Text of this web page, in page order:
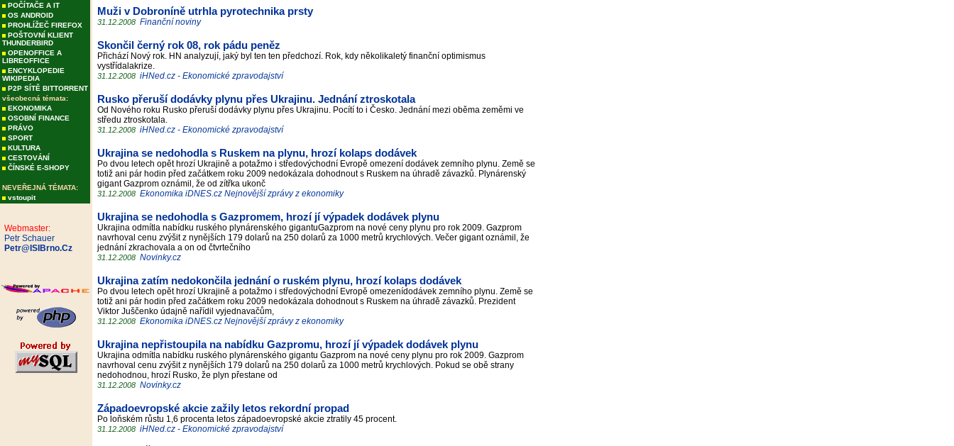
POČÍTAČE A IT
OS ANDROID
PROHLÍŽEČ FIREFOX
POŠTOVNÍ KLIENT
THUNDERBIRD
OPENOFFICE A
LIBREOFFICE
ENCYKLOPEDIE
WIKIPEDIA
P2P SÍTĚ BITTORRENT
všeobecná témata:
EKONOMIKA
OSOBNÍ FINANCE
PRÁVO
SPORT
KULTURA
CESTOVÁNÍ
ČÍNSKÉ E-SHOPY
NEVEŘEJNÁ TÉMATA:
vstoupit
Webmaster:
Petr Schauer
Petr@ISIBrno.Cz
Muži v Dobroníně utrhla pyrotechnika prsty
31.12.2008 Finanční noviny
Skončil černý rok 08, rok pádu peněz
Přichází Nový rok. HN analyzují, jaký byl ten ten předchozí. Rok, kdy několikaletý finanční optimismus
vystřídalakrize.
31.12.2008 iHNed.cz - Ekonomické zpravodajství
Rusko přeruší dodávky plynu přes Ukrajinu. Jednání ztroskotala
Od Nového roku Rusko přeruší dodávky plynu přes Ukrajinu. Pocítí to i Česko. Jednání mezi oběma zeměmi ve
středu ztroskotala.
31.12.2008 iHNed.cz - Ekonomické zpravodajství
Ukrajina se nedohodla s Ruskem na plynu, hrozí kolaps dodávek
Po dvou letech opět hrozí Ukrajině a potažmo i středovýchodní Evropě omezení dodávek zemního plynu. Země se
totiž ani pár hodin před začátkem roku 2009 nedokázala dohodnout s Ruskem na úhradě závazků. Plynárenský
gigant Gazprom oznámil, že od zítřka ukonč
31.12.2008 Ekonomika iDNES.cz Nejnovější zprávy z ekonomiky
Ukrajina se nedohodla s Gazpromem, hrozí jí výpadek dodávek plynu
Ukrajina odmítla nabídku ruského plynárenského gigantuGazprom na nové ceny plynu pro rok 2009. Gazprom
navrhoval cenu zvýšit z nynějších 179 dolarů na 250 dolarů za 1000 metrů krychlových. Večer gigant oznámil, že
jednání zkrachovala a on od čtvrtečního
31.12.2008 Novinky.cz
Ukrajina zatím nedokončila jednání o ruském plynu, hrozí kolaps dodávek
Po dvou letech opět hrozí Ukrajině a potažmo i středovýchodní Evropě omezenídodávek zemního plynu. Země se
totiž ani pár hodin před začátkem roku 2009 nedokázala dohodnout s Ruskem na úhradě závazků. Prezident
Viktor Juščenko údajně nařídil vyjednavačům,
31.12.2008 Ekonomika iDNES.cz Nejnovější zprávy z ekonomiky
Ukrajina nepřistoupila na nabídku Gazpromu, hrozí jí výpadek dodávek plynu
Ukrajina odmítla nabídku ruského plynárenského gigantu Gazprom na nové ceny plynu pro rok 2009. Gazprom
navrhoval cenu zvýšit z nynějších 179 dolarů na 250 dolarů za 1000 metrů krychlových. Pokud se obě strany
nedohodnou, hrozí Rusko, že plyn přestane od
31.12.2008 Novinky.cz
Západoevropské akcie zažily letos rekordní propad
Po loňském růstu 1,6 procenta letos západoevropské akcie ztratily 45 procent.
31.12.2008 iHNed.cz - Ekonomické zpravodajství